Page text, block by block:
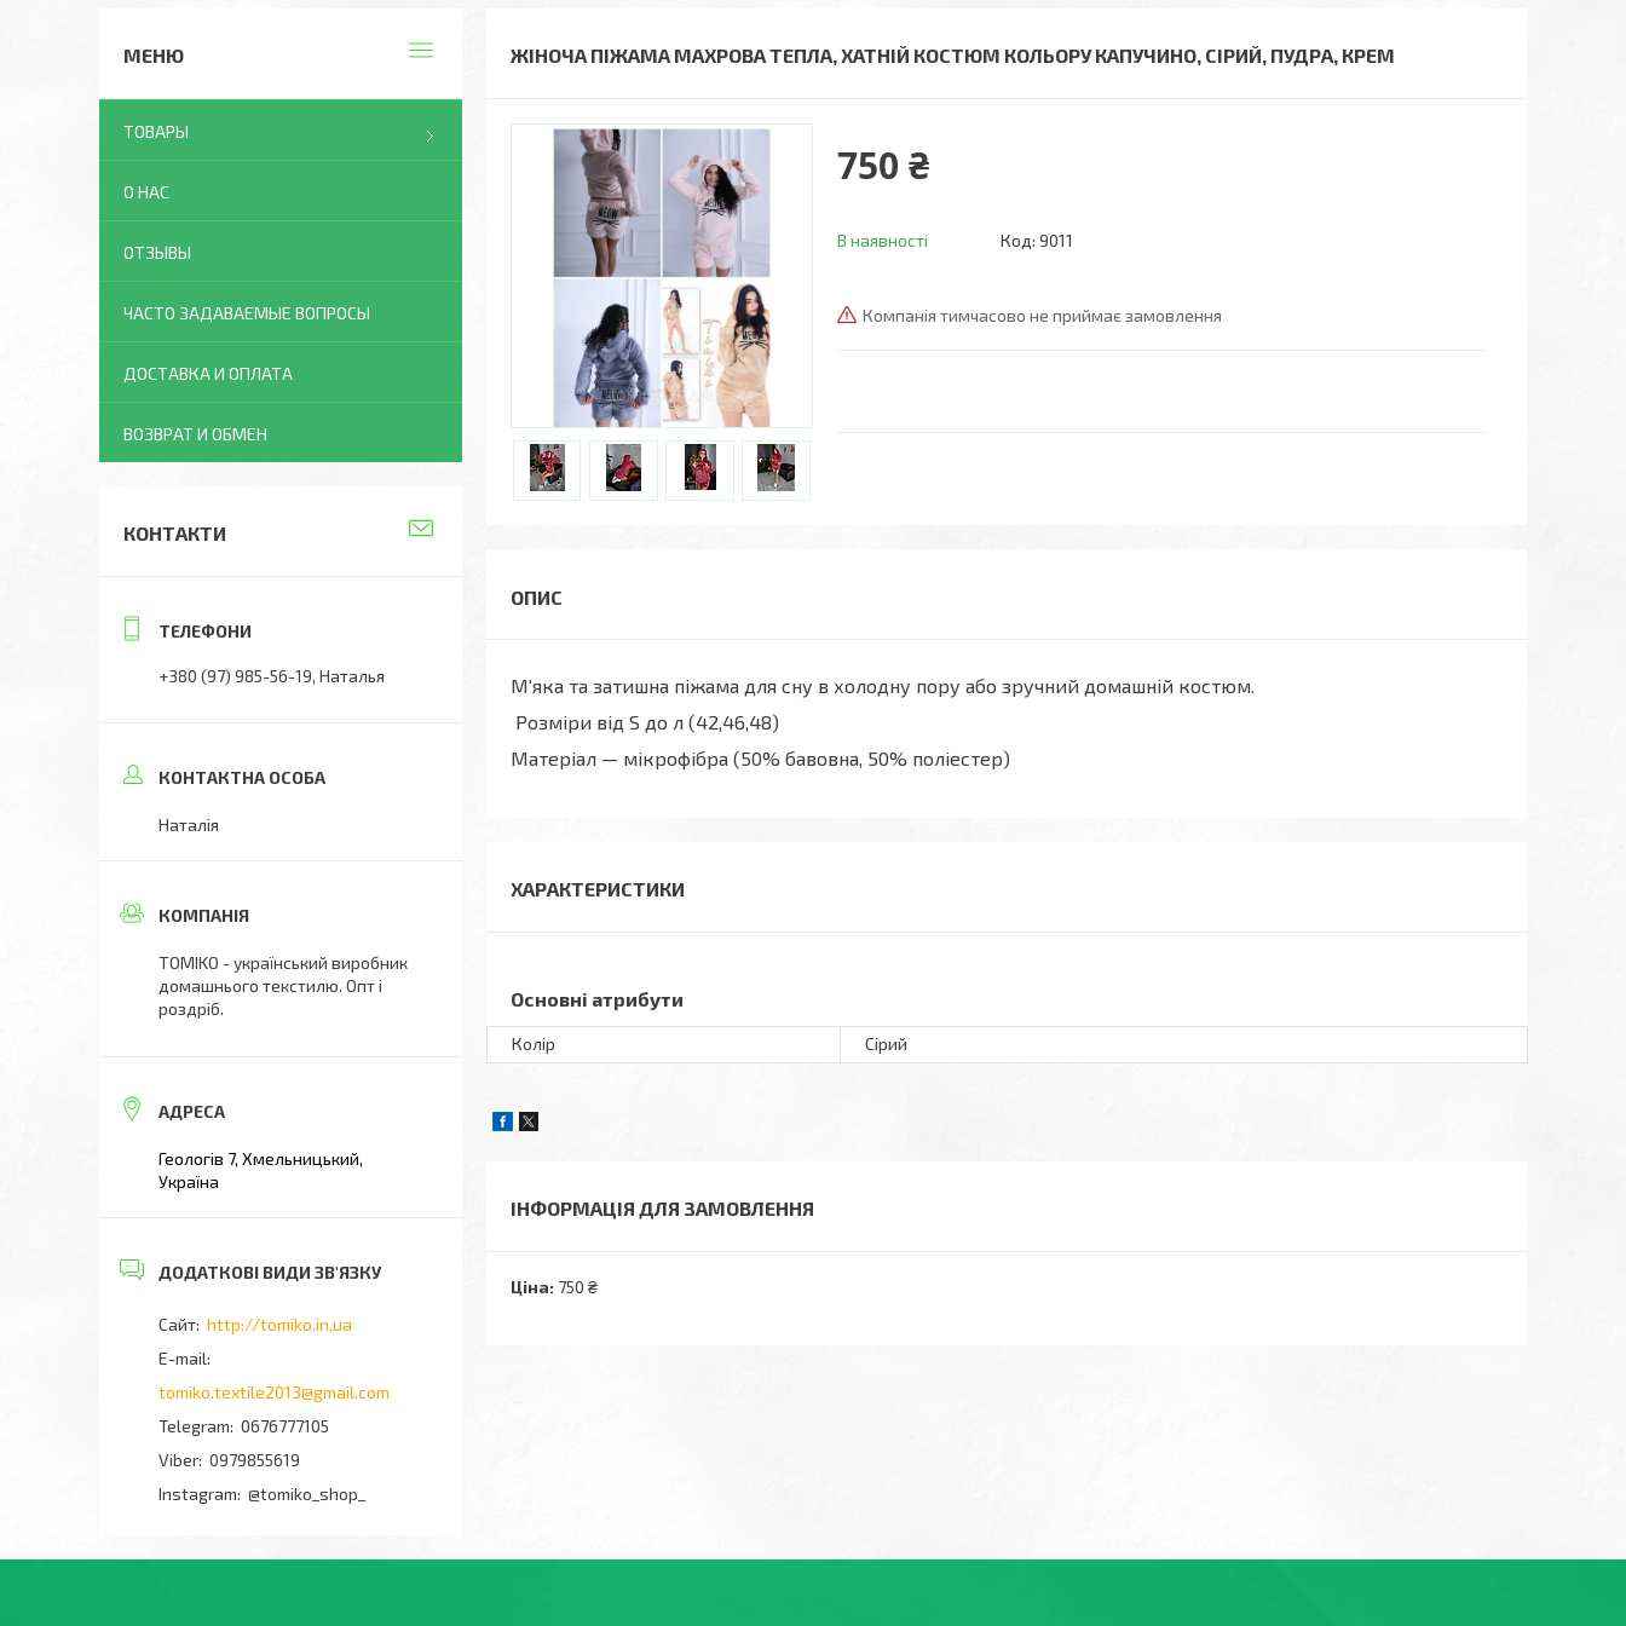
ЖІНОЧА ПІЖАМА МАХРОВА ТЕПЛА, ХАТНІЙ КОСТЮМ КОЛЬОРУ КАПУЧИНО, СІРИЙ, ПУДРА, КРЕМ
750 ₴
В наявності Код: 9011
Компанія тимчасово не приймає замовлення
М'яка та затишна піжама для сну в холодну пору або зручний домашній костюм.
Розміри від S до л (42,46,48)
Матеріал — мікрофібра (50% бавовна, 50% поліестер)
ХАРАКТЕРИСТИКИ
Основні атрибути
Колір Сірий
ІНФОРМАЦІЯ ДЛЯ ЗАМОВЛЕННЯ
Ціна: 750 ₴
ТОВАРЫ
О НАС
ОТЗЫВЫ
ЧАСТО ЗАДАВАЕМЫЕ ВОПРОСЫ
ДОСТАВКА И ОПЛАТА
ВОЗВРАТ И ОБМЕН
КОНТАКТИ
+380 (97) 985-56-19 Наталья
Наталія
ТОМIKO - український виробник
домашнього текстилю. Опт і
роздріб.
Геологів 7, Хмельницький,
Україна
http://tomiko.in.ua
tomiko.textile2013@gmail.com
0676777105
0979855619
Instagram @tomiko_shop_